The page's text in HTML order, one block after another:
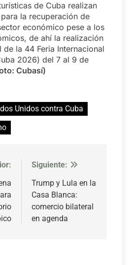
de Cuba realizan
la recuperación de
económico pese a los
de ahí la realización
de la 44 Feria Internacional
2026) del 7 al 9 de
Cubasí)
Unidos contra Cuba
Siguiente:
Trump y Lula en la
Casa Blanca:
comercio bilateral
en agenda